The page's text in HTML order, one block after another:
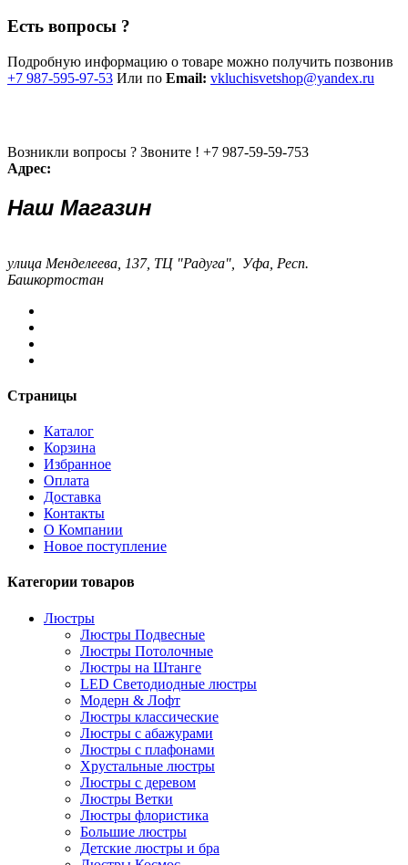
Есть вопросы ?
Подробную информацию о товаре можно получить позвонив
+7 987-595-97-53 Или по Email: vkluchisvetshop@yandex.ru
Возникли вопросы ? Звоните ! +7 987-59-59-753
Адрес:
Наш Магазин
улица Менделеева, 137, ТЦ "Радуга", Уфа, Респ.
Башкортостан
Страницы
Каталог
Корзина
Избранное
Оплата
Доставка
Контакты
О Компании
Новое поступление
Категории товаров
Люстры
Люстры Подвесные
Люстры Потолочные
Люстры на Штанге
LED Светодиодные люстры
Модерн & Лофт
Люстры классические
Люстры с абажурами
Люстры с плафонами
Хрустальные люстры
Люстры с деревом
Люстры Ветки
Люстры флористика
Большие люстры
Детские люстры и бра